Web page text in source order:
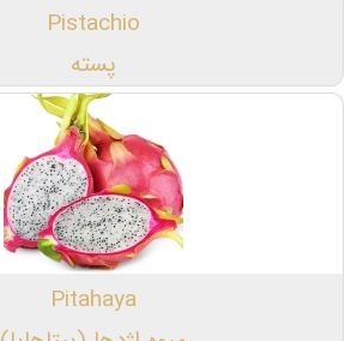
Pistachio
پسته
Pitahaya